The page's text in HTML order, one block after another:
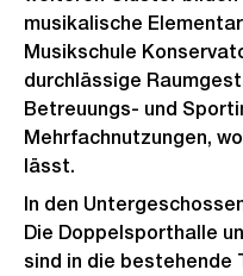
musikalische
Musikschule
durchlässige
Betreuungs- und
Mehrfachnutzungen,
lässt.
In den
Die Doppelsporthalle
sind in die